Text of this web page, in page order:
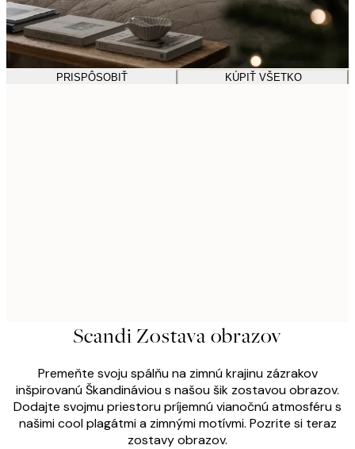
PRISPÔSOBIŤ KÚPIŤ VŠETKO
Scandi Zostava obrazov
Premeňte svoju spálňu na zimnú krajinu zázrakov
inšpirovanú Škandináviou s našou šik zostavou obrazov.
Dodajte svojmu priestoru príjemnú vianočnú atmosféru s
našimi cool plagátmi a zimnými motívmi. Pozrite si teraz
zostavy obrazov.